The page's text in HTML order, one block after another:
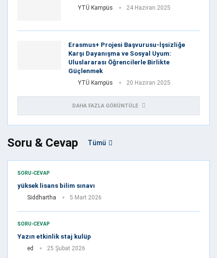
YTÜ Kampüs 24 Haziran 2025
Erasmus+ Projesi Başvurusu-İşsizliğe
Karşı Dayanışma ve Sosyal Uyum:
Uluslararası Öğrencilerle Birlikte
Güçlenmek
YTÜ Kampüs 20 Haziran 2025
DAHA FAZLA GÖRÜNTÜLE
Soru & Cevap Tümü
SORU-CEVAP
yüksek lisans bilim sınavı
Siddhartha 5 Mart 2026
SORU-CEVAP
Yazın etkinlik staj kulüp
ed 25 Şubat 2026